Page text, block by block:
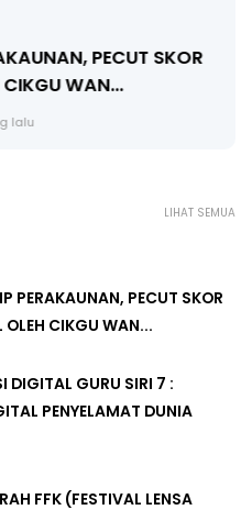
PECUT SKOR
WAN...
LIHAT SEMUA
PERAKAUNAN, PECUT SKOR
OLEH CIKGU WAN...
DIGITAL GURU SIRI 7 :
PENYELAMAT DUNIA
FFK (FESTIVAL LENSA